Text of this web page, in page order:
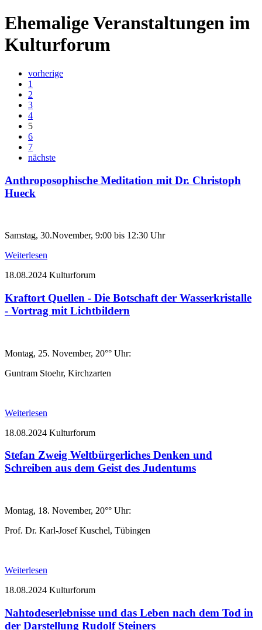
Ehemalige Veranstaltungen im
Kulturforum
vorherige
1
2
3
4
5
6
7
nächste
Anthroposophische Meditation mit Dr. Christoph
Hueck
Samstag, 30.November, 9:00 bis 12:30 Uhr
Weiterlesen
18.08.2024 Kulturforum
Kraftort Quellen - Die Botschaft der Wasserkristalle
- Vortrag mit Lichtbildern
Montag, 25. November, 20°° Uhr:
Guntram Stoehr, Kirchzarten
Weiterlesen
18.08.2024 Kulturforum
Stefan Zweig Weltbürgerliches Denken und
Schreiben aus dem Geist des Judentums
Montag, 18. November, 20°° Uhr:
Prof. Dr. Karl-Josef Kuschel, Tübingen
Weiterlesen
18.08.2024 Kulturforum
Nahtodeserlebnisse und das Leben nach dem Tod in
der Darstellung Rudolf Steiners